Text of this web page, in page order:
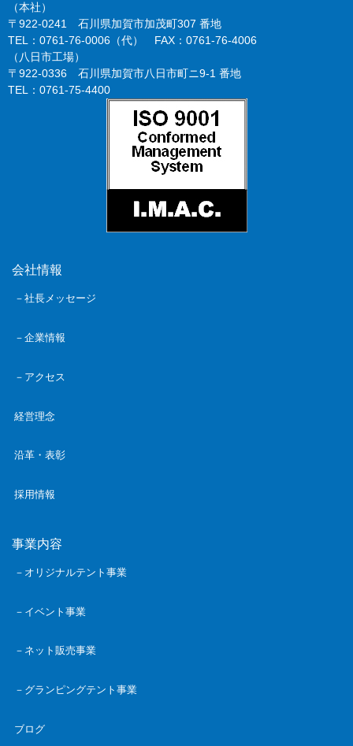
（本社）
〒922-0241 石川県加賀市加茂町307 番地
TEL：0761-76-0006（代） FAX：0761-76-4006
（八日市工場）
〒922-0336 石川県加賀市八日市町ニ9-1 番地
TEL：0761-75-4400
会社情報
－社長メッセージ
－企業情報
－アクセス
経営理念
沿革・表彰
採用情報
事業内容
－オリジナルテント事業
－イベント事業
－ネット販売事業
－グランピングテント事業
ブログ